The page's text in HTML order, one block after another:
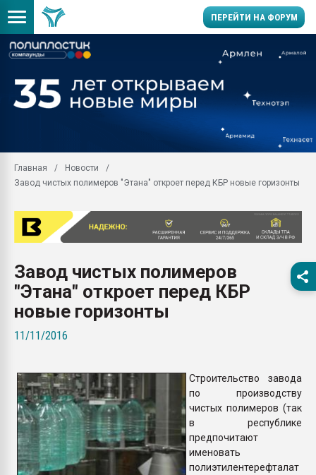
ПЕРЕЙТИ НА ФОРУМ
Вакуум-формовочные
28.07.2026
Всё, что касается
бутылок
Материал
вакуумного
Главная
Новости
Завод чистых полимеров "Этана" откроет перед КБР новые горизонты
Завод чистых полимеров
"Этана" откроет перед КБР
новые горизонты
11/11/2016
Строительство завода
по производству
чистых полимеров (так
в республике
предпочитают
именовать
полиэтилентерефталат